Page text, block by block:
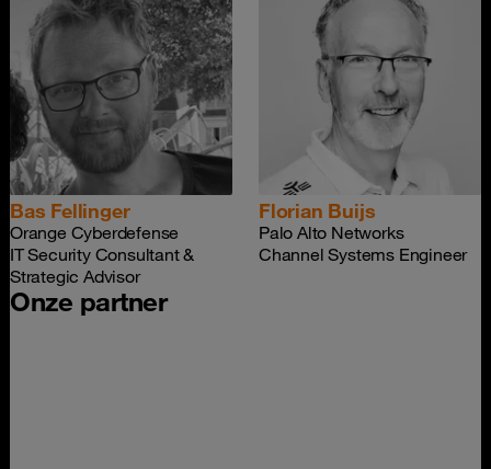
Bas Fellinger
Orange Cyberdefense
IT Security Consultant &
Strategic Advisor
Florian Buijs
Palo Alto Networks
Channel Systems Engineer
Onze partner